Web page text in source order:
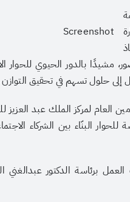
Screenshot
مشيدًا بالدور الحيوي للحوار
حلول تسهم في تحقيق التوازن
العام لمركز الملك عبد
البنّاء بين الشركاء
برئاسة الدكتور عبدالغني